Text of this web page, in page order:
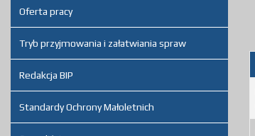
Oferta pracy
Tryb przyjmowania i załatwiania spraw
Redakcja BIP
Standardy Ochrony Małoletnich